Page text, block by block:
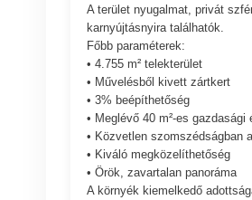
A terület nyugalmat, privát
karnyújtásnyira találhatók.
Főbb paraméterek:
• 4.755 m² telekterület
• Művelésből kivett zártkert
• 3% beépíthetőség
• Meglévő 40 m²-es gazdasági
• Közvetlen szomszédságban
• Kiváló megközelíthetőség
• Örök, zavartalan panoráma
A környék kiemelkedő